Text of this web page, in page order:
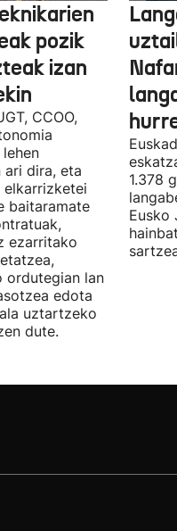
pozik
izan
CCOO,
ari dira, eta
baitaramate
ezarritako
ordutegian lan
edota
uztartzeko
dute.
1.378
Eusko